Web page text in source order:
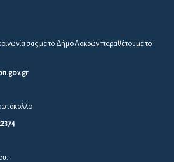
σας με το Δήμο Λοκρών παραθέτουμε το